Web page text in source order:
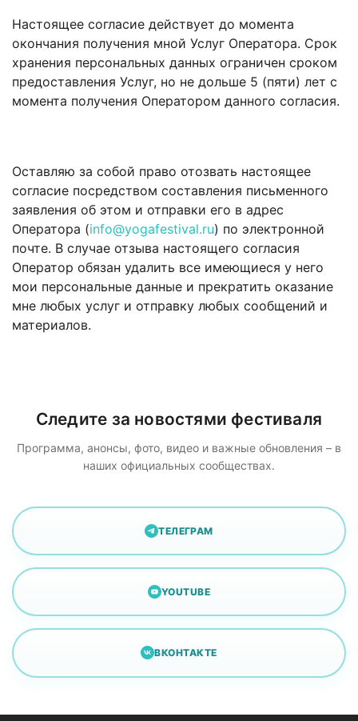
Настоящее согласие действует до момента
окончания получения мной Услуг Оператора. Срок
хранения персональных данных ограничен сроком
предоставления Услуг, но не дольше 5 (пяти) лет с
момента получения Оператором данного согласия.
Оставляю за собой право отозвать настоящее
согласие посредством составления письменного
заявления об этом и отправки его в адрес
Оператора (info@yogafestival.ru) по электронной
почте. В случае отзыва настоящего согласия
Оператор обязан удалить все имеющиеся у него
мои персональные данные и прекратить оказание
мне любых услуг и отправку любых сообщений и
материалов.
Следите за новостями фестиваля
Программа, анонсы, фото, видео и важные обновления – в
наших официальных сообществах.
ТЕЛЕГРАМ
YOUTUBE
ВКОНТАКТЕ